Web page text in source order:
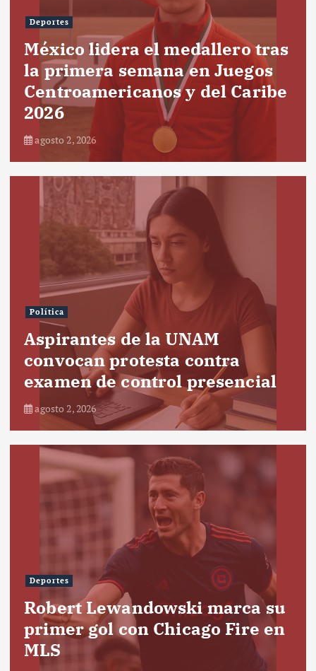
Deportes
México lidera el medallero tras
la primera semana en Juegos
Centroamericanos y del Caribe
2026
agosto 2, 2026
Política
Aspirantes de la UNAM
convocan protesta contra
examen de control presencial
agosto 2, 2026
Deportes
Robert Lewandowski marca su
primer gol con Chicago Fire en
MLS